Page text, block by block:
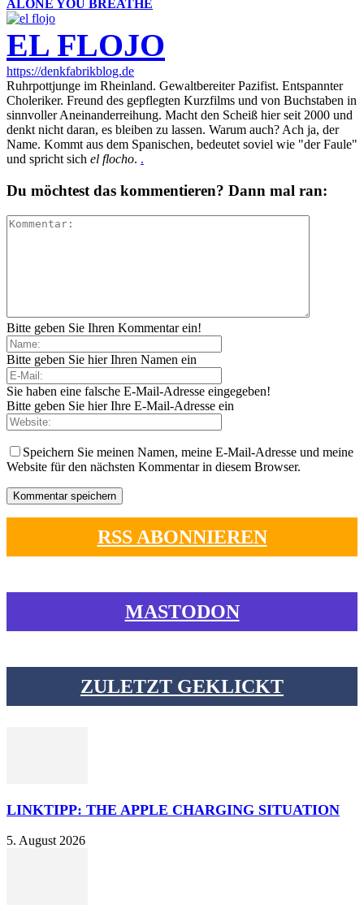
ALONE YOU BREATHE
EL FLOJO
https://denkfabrikblog.de
Ruhrpottjunge im Rheinland. Gewaltbereiter Pazifist. Entspannter
Choleriker. Freund des gepflegten Kurzfilms und von Buchstaben in
sinnvoller Aneinanderreihung. Macht den Scheiß hier seit 2000 und
denkt nicht daran, es bleiben zu lassen. Warum auch? Ach ja, der
Name. Kommt aus dem Spanischen, bedeutet soviel wie "der Faule"
und spricht sich el flocho. .
Du möchtest das kommentieren? Dann mal ran:
Bitte geben Sie Ihren Kommentar ein!
Bitte geben Sie hier Ihren Namen ein
Sie haben eine falsche E-Mail-Adresse eingegeben!
Bitte geben Sie hier Ihre E-Mail-Adresse ein
Speichern Sie meinen Namen, meine E-Mail-Adresse und meine
Website für den nächsten Kommentar in diesem Browser.
RSS ABONNIEREN
MASTODON
ZULETZT GEKLICKT
LINKTIPP: THE APPLE CHARGING SITUATION
5. August 2026